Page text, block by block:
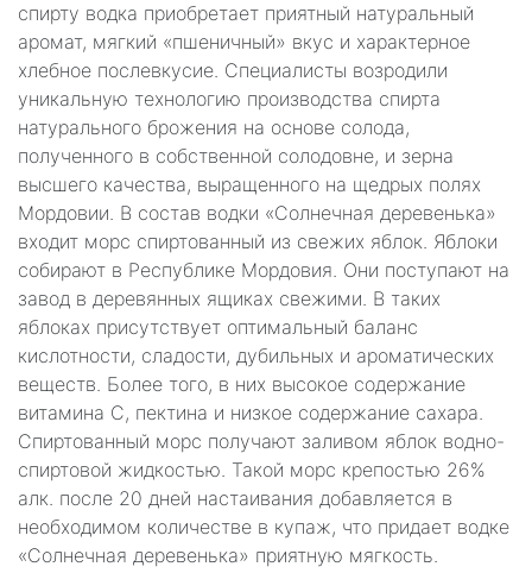
спирту водка приобретает приятный натуральный
аромат, мягкий «пшеничный» вкус и характерное
хлебное послевкусие. Специалисты возродили
уникальную технологию производства спирта
натурального брожения на основе солода,
полученного в собственной солодовне, и зерна
высшего качества, выращенного на щедрых полях
Мордовии. В состав водки «Солнечная деревенька»
входит морс спиртованный из свежих яблок. Яблоки
собирают в Республике Мордовия. Они поступают на
завод в деревянных ящиках свежими. В таких
яблоках присутствует оптимальный баланс
кислотности, сладости, дубильных и ароматических
веществ. Более того, в них высокое содержание
витамина С, пектина и низкое содержание сахара.
Спиртованный морс получают заливом яблок водно-
спиртовой жидкостью. Такой морс крепостью 26%
алк. после 20 дней настаивания добавляется в
необходимом количестве в купаж, что придает водке
«Солнечная деревенька» приятную мягкость.